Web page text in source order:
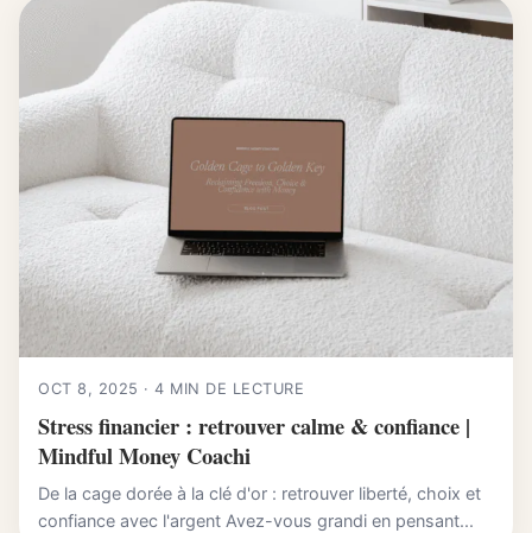
OCT 8, 2025 · 4 MIN DE LECTURE
Stress financier : retrouver calme & confiance |
Mindful Money Coachi
De la cage dorée à la clé d'or : retrouver liberté, choix et
confiance avec l'argent Avez-vous grandi en pensant...